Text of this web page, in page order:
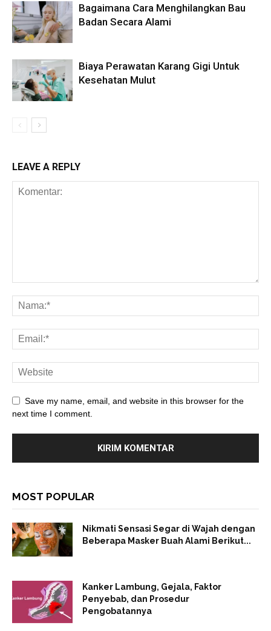
Bagaimana Cara Menghilangkan Bau
Badan Secara Alami
Biaya Perawatan Karang Gigi Untuk
Kesehatan Mulut
LEAVE A REPLY
Save my name, email, and website in this browser for the
next time I comment.
MOST POPULAR
Nikmati Sensasi Segar di Wajah dengan
Beberapa Masker Buah Alami Berikut...
Kanker Lambung, Gejala, Faktor
Penyebab, dan Prosedur
Pengobatannya